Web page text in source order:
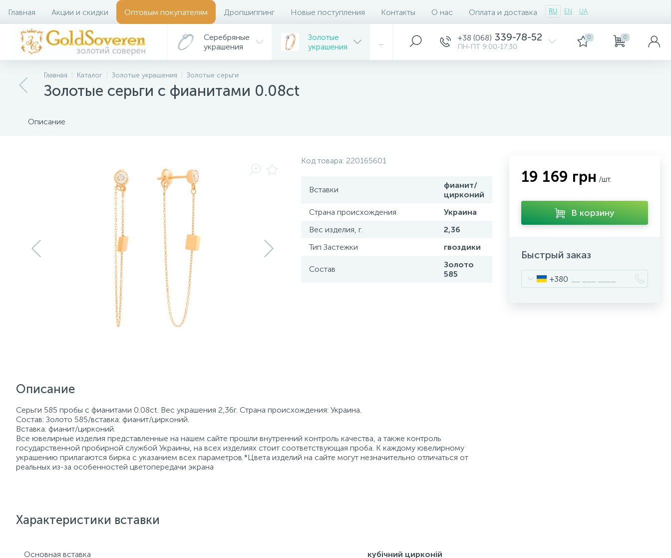
Главная Акции и скидки Оптовым покупателям Дропшиппинг Новые поступления Контакты О нас Оплата и доставка RU EN UA
Серебряные
украшения
Золотые
украшения
+38 (068) 339-78-52
ПН-ПТ 9:00-17:30
0 0
Главная Каталог Золотые украшения Золотые серьги
Золотые серьги с фианитами 0.08ct
Описание
Код товара: 220165601
Вставки
фианит/
цирконий
Страна происхождения
Украина
Вес изделия, г.
2,36
Тип Застежки
гвоздики
Состав
Золото
585
Описание
Серьги 585 пробы с фианитами 0.08ct. Вес украшения 2,36г. Страна происхождения: Украина.
Состав: Золото 585/вставка: фианит/цирконий.
Вставка: фианит/цирконий.
Все ювелирные изделия представленные на нашем сайте прошли внутренний контроль качества, а также контроль
государственной пробирной службой Украины, на всех изделиях стоит соответствующая проба. К каждому ювелирному
украшению прилагаются бирка с указанием всех параметров.*Цвета изделий на сайте могут незначительно отличаться от
реальных из-за особенностей цветопередачи экрана
Характеристики вставки
Основная вставка
кубічний цирконій
19 169 грн /шт.
В корзину
Быстрый заказ
+380